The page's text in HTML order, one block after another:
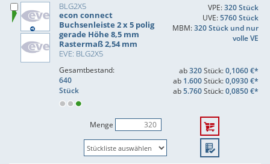
BLG2X5
econ connect
Buchsenleiste 2 x 5 polig
gerade Höhe 8,5 mm
Rastermaß 2,54 mm
EVE: BLG2X5
VPE:320 Stück
UVE:5760 Stück
MBM:320 Stück und nur
volle VE
Gesamtbestand:
640
Stück
ab320Stück:0,1060 €*
ab 1.600Stück:0,0930 €*
ab5.760Stück:0,0850 €*
Menge